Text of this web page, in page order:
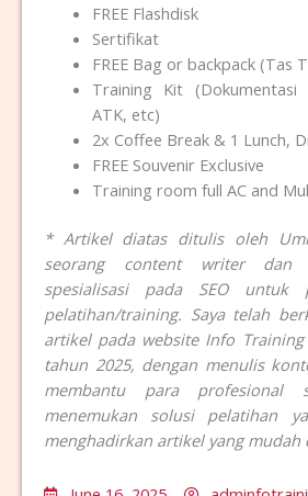
FREE Flashdisk
Sertifikat
FREE Bag or backpack (Tas
Training Kit
ATK, etc)
2x Coffee Break & 1 Lunch,
FREE Souvenir Exclusive
Training room full AC and
* Artikel diatas ditulis oleh
seorang content writer dan
spesialisasi pada SEO untuk
pelatihan/training. Saya telah
artikel pada website Info Training
tahun 2025, dengan menulis
membantu para profesional
menemukan solusi pelatihan
menghadirkan artikel yang mudah